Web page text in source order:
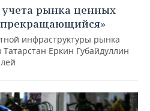
рынка ценных
инфраструктуры рынка
Еркин Губайдуллин